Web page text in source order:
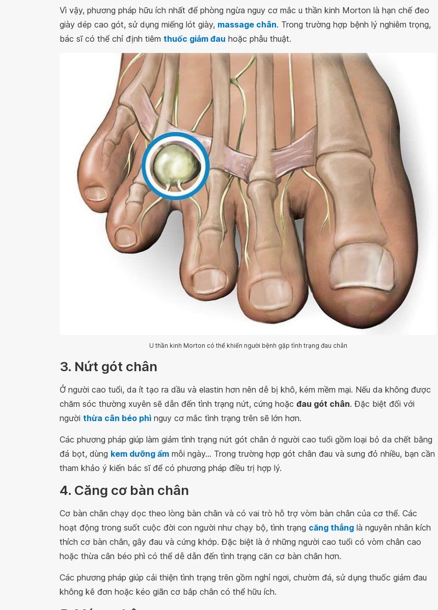
Vì vậy, phương pháp hữu ích nhất để phòng ngừa nguy cơ mắc u thần kinh Morton là hạn chế đeo
giày dép cao gót, sử dụng miếng lót giày, massage chân. Trong trường hợp bệnh lý nghiêm trọng,
bác sĩ có thể chỉ định tiêm thuốc giảm đau hoặc phẫu thuật.
U thần kinh Morton có thể khiến người bệnh gặp tình trạng đau chân
3. Nứt gót chân
Ở người cao tuổi, da ít tạo ra dầu và elastin hơn nên dễ bị khô, kém mềm mại. Nếu da không được
chăm sóc thường xuyên sẽ dẫn đến tình trạng nứt, cứng hoặc đau gót chân. Đặc biệt đối với
người thừa cân béo phì nguy cơ mắc tình trạng trên sẽ lớn hơn.
Các phương pháp giúp làm giảm tình trạng nứt gót chân ở người cao tuổi gồm loại bỏ da chết bằng
đá bọt, dùng kem dưỡng ẩm mỗi ngày... Trong trường hợp gót chân đau và sưng đỏ nhiều, bạn cần
tham khảo ý kiến bác sĩ để có phương pháp điều trị hợp lý.
4. Căng cơ bàn chân
Cơ bàn chân chạy dọc theo lòng bàn chân và có vai trò hỗ trợ vòm bàn chân của cơ thể. Các
hoạt động trong suốt cuộc đời con người như chạy bộ, tình trạng căng thẳng là nguyên nhân kích
thích cơ bàn chân, gây đau và cứng khớp. Đặc biệt là ở những người cao tuổi có vòm chân cao
hoặc thừa cân béo phì có thể dễ dẫn đến tình trạng căn cơ bàn chân hơn.
Các phương pháp giúp cải thiện tình trạng trên gồm nghỉ ngơi, chườm đá, sử dụng thuốc giảm đau
không kê đơn hoặc kéo giãn cơ bắp chân có thể hữu ích.